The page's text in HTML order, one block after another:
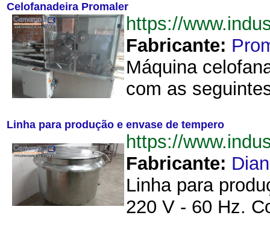
Celofanadeira Promaler
https://
Fabricante:
Máquina
com as
Linha para produção e envase de tempero
https://
Fabricante:
Linha para
220 V - 60 Hz.